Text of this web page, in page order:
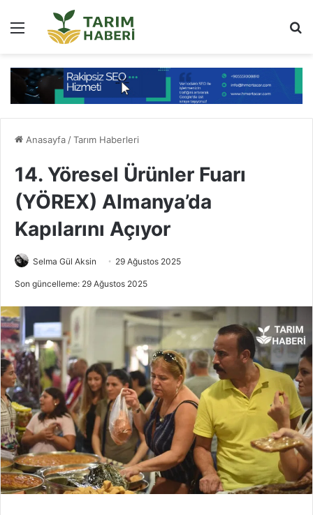
Menü
Anasayfa/Tarım Haberleri
14. Yöresel Ürünler Fuarı
(YÖREX) Almanya’da
Kapılarını Açıyor
Selma Gül Aksin 29 Ağustos 2025
Son güncelleme: 29 Ağustos 2025